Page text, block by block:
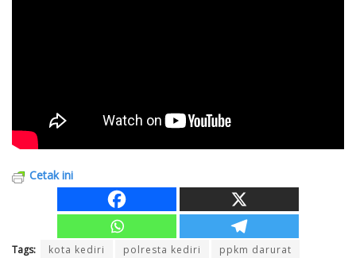
Cetak ini
Tags: kota kediri polresta kediri ppkm darurat